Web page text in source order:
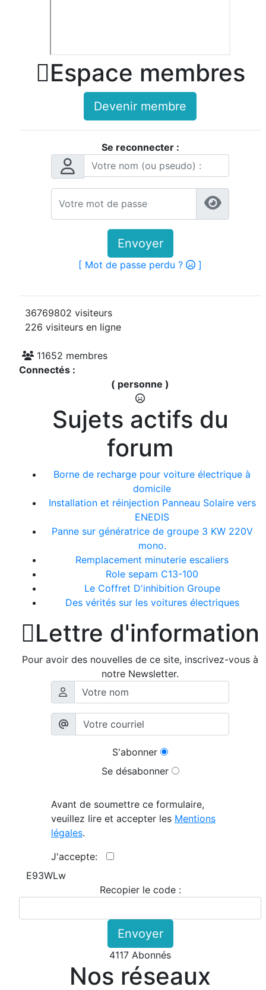
Espace membres
Devenir membre
Se reconnecter :
Envoyer
[ Mot de passe perdu ? ]
36769802 visiteurs
226 visiteurs en ligne
11652 membres
Connectés :
( personne )
Sujets actifs du
forum
Borne de recharge pour voiture électrique à
domicile
Installation et réinjection Panneau Solaire vers
ENEDIS
Panne sur génératrice de groupe 3 KW 220V
mono.
Remplacement minuterie escaliers
Role sepam C13-100
Le Coffret D'inhibition Groupe
Des vérités sur les voitures électriques
Lettre d'information
Pour avoir des nouvelles de ce site, inscrivez-vous à
notre Newsletter.
S'abonner
Se désabonner
Avant de soumettre ce formulaire,
veuillez lire et accepter les Mentions
légales.
J'accepte:
E93WLw
Recopier le code :
Envoyer
4117 Abonnés
Nos réseaux